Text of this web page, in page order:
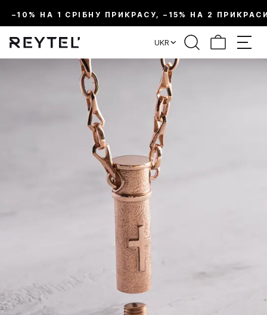
–10% НА 1 СРІБНУ ПРИКРАСУ, –15% НА 2
UKR